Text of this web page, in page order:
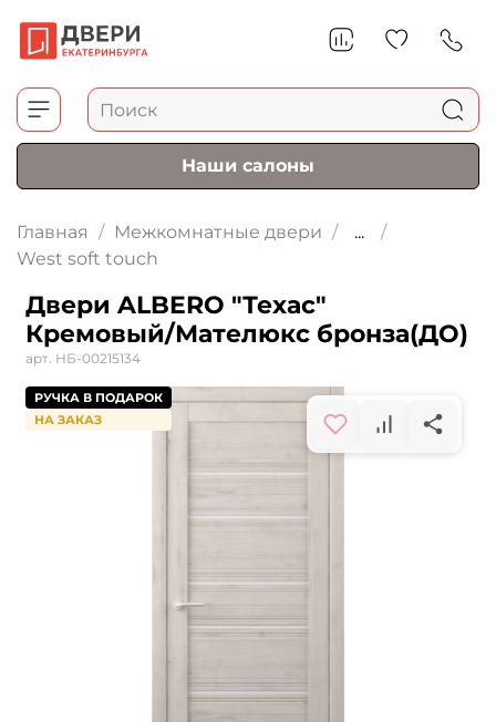
Наши салоны
Главная Межкомнатные двери
...
West soft touch
Двери ALBERO "Техас"
Кремовый/Мателюкс бронза(ДО)
арт. НБ-00215134
РУЧКА В ПОДАРОК
НА ЗАКАЗ